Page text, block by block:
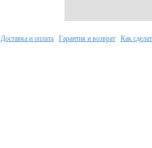
Доставка и оплата Гарантия и возврат Как